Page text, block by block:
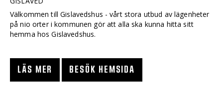
Välkommen till Gislavedshus - vårt stora utbud av lägenheter
på nio orter i kommunen gör att alla ska kunna hitta sitt
hemma hos Gislavedshus.
LÄS MER BESÖK HEMSIDA